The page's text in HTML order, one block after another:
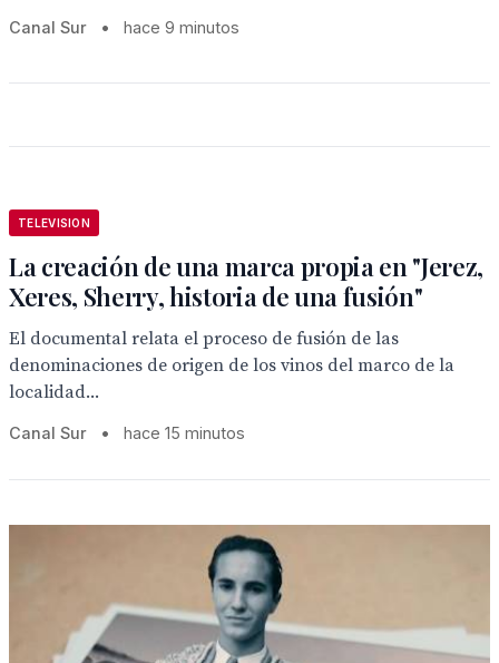
Canal Sur • hace 9 minutos
TELEVISION
La creación de una marca propia en "Jerez,
Xeres, Sherry, historia de una fusión"
El documental relata el proceso de fusión de las
denominaciones de origen de los vinos del marco de la
localidad...
Canal Sur • hace 15 minutos